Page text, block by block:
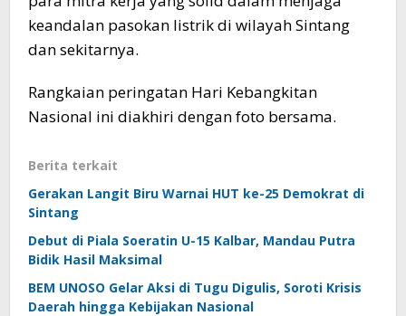
keandalan pasokan listrik di wilayah Sintang
dan sekitarnya.
Rangkaian peringatan Hari Kebangkitan
Nasional ini diakhiri dengan foto bersama.
Berita terkait
Gerakan Langit Biru Warnai HUT ke-25 Demokrat di
Sintang
Debut di Piala Soeratin U-15 Kalbar, Mandau Putra
Bidik Hasil Maksimal
BEM UNOSO Gelar Aksi di Tugu Digulis, Soroti Krisis
Daerah hingga Kebijakan Nasional